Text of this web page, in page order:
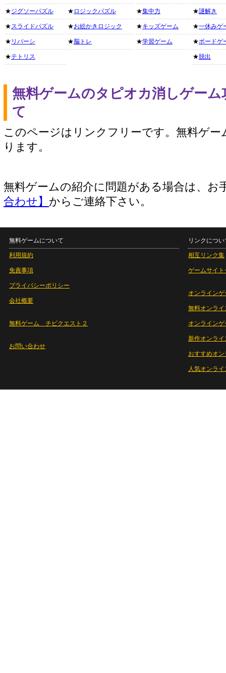
★ジグソーパズル
★スライドパズル
★ リバーシ
★テトリス
★ ロジックパズル
★お絵かきロジック
★脳トレ
★集中力
★キッズゲーム
★学習ゲーム
★謎解き
★一休みゲ
★ボードゲ
★ 脱出
無料ゲームのタピオカ消しゲー
て
このページはリンクフリーです。無料ゲー
ります。
無料ゲームの紹介に問題がある場合は、お
合わせ】 からご連絡下さい。
無料ゲームについて
利用規約
免責事項
プライバシーポリシー
会社概要
無料ゲーム チビクエスト２
お問い合わせ
リンクについ
相互リンク集
ゲームサイト
オンラインゲ
無料オンライ
オンライン
新作オンライ
おすすめオ
人気オンラ